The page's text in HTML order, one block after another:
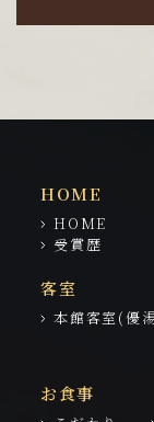
HOME
HOME
受賞歴
客室
本館客室(優
お食事